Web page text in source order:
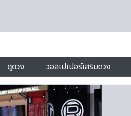
ดูดวง
วอลเปเปอร์เสริมดวง